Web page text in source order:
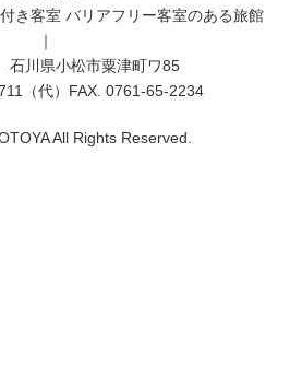
き客室 バリアフリー客室のある旅館
｜
川県小松市粟津町ワ85
（代）FAX. 0761-65-2234
All Rights Reserved.